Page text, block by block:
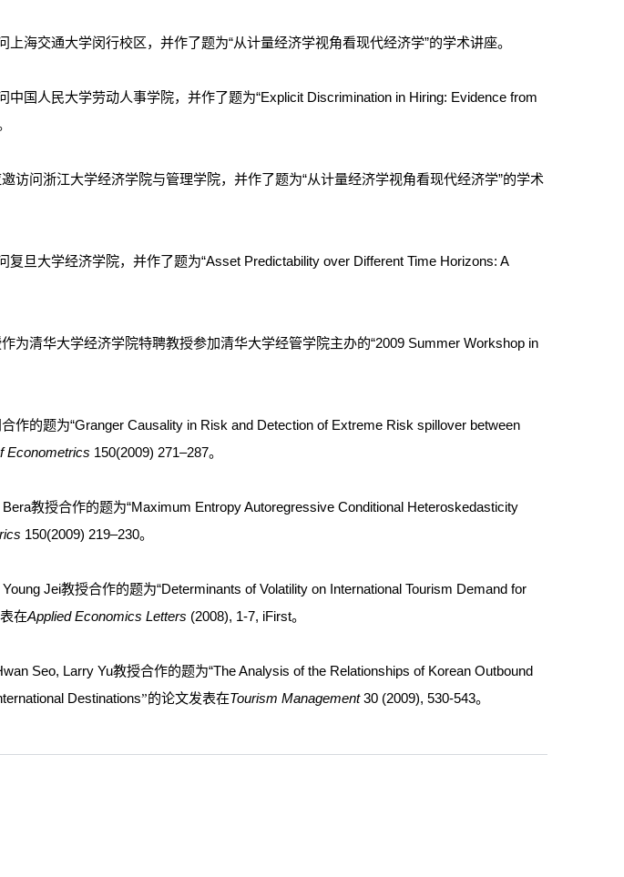
上海交通大学闵行校区，并作了题为“从计量经济学视角看现代经济学”的学术讲座。
中国人民大学劳动人事学院，并作了题为“Explicit Discrimination in Hiring: Evidence from
访问浙江大学经济学院与管理学院，并作了题为“从计量经济学视角看现代经济学”的学术
复旦大学经济学院，并作了题为“Asset Predictability over Different Time Horizons: A
为清华大学经济学院特聘教授参加清华大学经管学院主办的“2009 Summer Workshop in
作的题为“Granger Causality in Risk and Detection of Extreme Risk spillover between
Econometrics 150(2009) 271–287。
教授合作的题为“Maximum Entropy Autoregressive Conditional Heteroskedasticity
150(2009) 219–230。
Jei教授合作的题为“Determinants of Volatility on International Tourism Demand for
在Applied Economics Letters (2008), 1-7, iFirst。
Seo, Larry Yu教授合作的题为“The Analysis of the Relationships of Korean Outbound
Destinations”的论文发表在Tourism Management30 (2009), 530-543。